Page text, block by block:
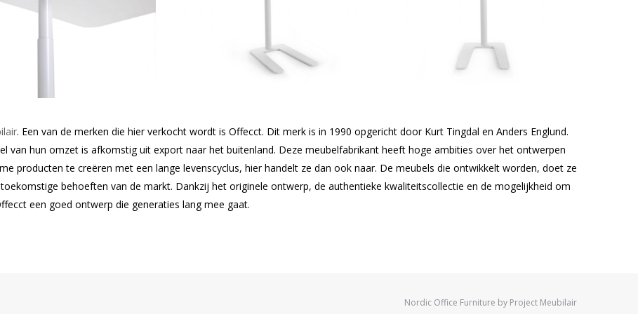
. Een van de merken die hier verkocht wordt is Offecct. Dit merk is in 1990 opgericht door Kurt Tingdal en Anders Englund.
van hun omzet is afkomstig uit export naar het buitenland. Deze meubelfabrikant heeft hoge ambities over het ontwerpen
producten te creëren met een lange levenscyclus, hier handelt ze dan ook naar. De meubels die ontwikkelt worden, doet ze
behoeften van de markt. Dankzij het originele ontwerp, de authentieke kwaliteitscollectie en de mogelijkheid om
een goed ontwerp die generaties lang mee gaat.
Nordic Office Furniture by Project Meubilair